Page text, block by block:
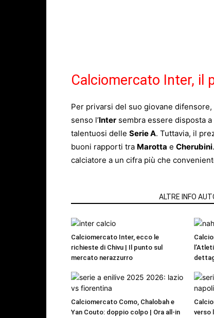
Calciomercato Inter, il
Per privarsi del suo giovane difensore,
senso l’Inter sembra essere disposta
talentuosi delle Serie A. Tuttavia, il
buoni rapporti tra Marotta e Cherubini
calciatore a un cifra più che
ALTRE INFO
Calciomercato Inter, ecco le
richieste di Chivu | Il punto sul
mercato nerazzurro
Calciomercato Como, Chalobah e
Yan Couto: doppio colpo | Ora all-in
verso